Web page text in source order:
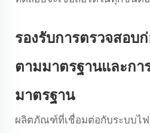
รองรับการตรวจสอบ
ตามมาตรฐานและกา
มาตรฐาน
ผลิตภัณฑ์ที่เชื่อมต่อกับระบบไ